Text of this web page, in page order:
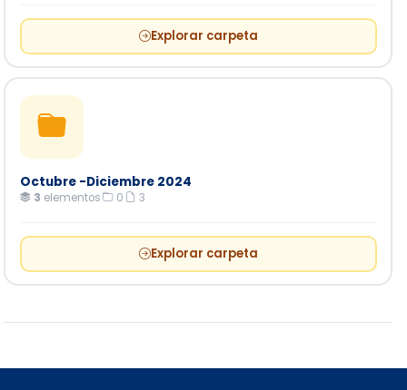
Explorar carpeta
Octubre -Diciembre 2024
3 elementos 0 3
Explorar carpeta